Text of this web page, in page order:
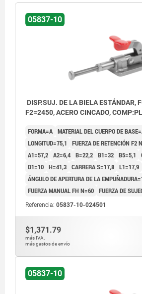
05837-10
DISP.SUJ. DE LA BIELA ESTÁNDAR,
F2=2450, ACERO CINCADO,
FORMA=A MATERIAL DEL CUERPO DE
LONGITUD=75,1
FUERZA DE RETENCIÓN F2
A1=57,2 A2=6,4 B=22,2 B1=32 B5=5,1
D1=10 H=41,3 CARRERA S=17,8 L1=17,9
ÁNGULO DE APERTURA DE LA
FUERZA MANUAL FH N=60 FUERZA DE
Referencia: 05837-10-024501
$1,371.79
más IVA.
más gastos de envío
05837-10